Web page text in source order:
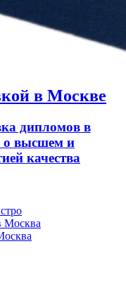
в Москве
дипломов в
о высшем и
качества
Москва